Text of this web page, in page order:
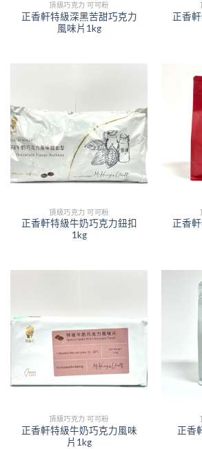
頂級巧克力 可可粉
正香軒特級深黑苦甜巧克力
風味片1kg
正香
頂級巧克力 可可粉
正香軒特級牛奶巧克力鈕扣
1kg
正香
頂級巧克力 可可粉
正香軒特級牛奶巧克力風味
片1kg
正香